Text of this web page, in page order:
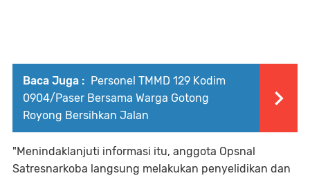
Baca Juga : Personel TMMD 129 Kodim
0904/Paser Bersama Warga Gotong
Royong Bersihkan Jalan
‎"Menindaklanjuti informasi itu, anggota Opsnal
Satresnarkoba langsung melakukan penyelidikan dan